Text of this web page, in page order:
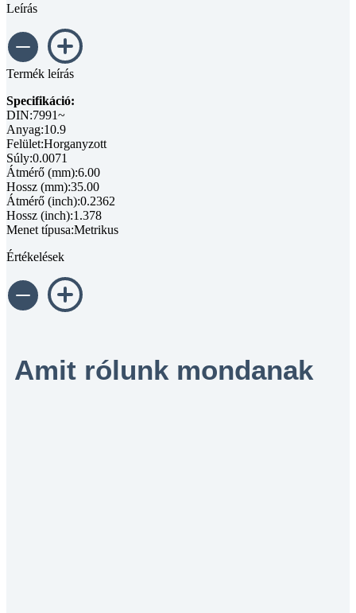
Leírás
Termék leírás
Specifikáció:
DIN:7991~
Anyag:10.9
Felület:Horganyzott
Súly:0.0071
Átmérő (mm):6.00
Hossz (mm):35.00
Átmérő (inch):0.2362
Hossz (inch):1.378
Menet típusa:Metrikus
Értékelések
Amit rólunk mondanak